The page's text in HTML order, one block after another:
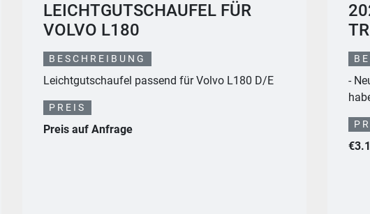
2022 HUSQVARNA K1 PACE 14"
TRENNSCHLEIFER SET
BESCHREIBUNG
- Neugerät; - Baujahr 2022; - sofort verfügbar (wir
PREIS
Der